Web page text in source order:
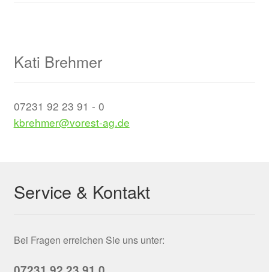
Kati Brehmer
07231 92 23 91 - 0
kbrehmer@vorest-ag.de
Service & Kontakt
Bei Fragen erreichen Sie uns unter: